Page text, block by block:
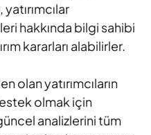
hakkında bilgi sahibi
kararları alabilirler.
olan yatırımcıların
olmak için
analizlerini tüm